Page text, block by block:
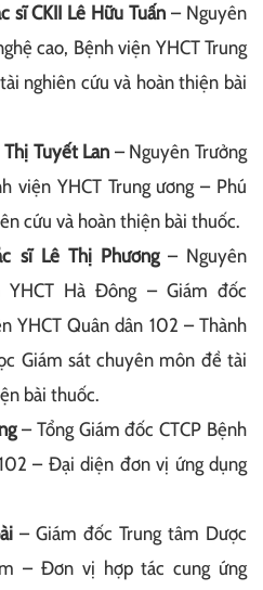
sĩ CKII Lê Hữu Tuấn – Nguyên
cao, Bệnh viện YHCT Trung
nghiên cứu và hoàn thiện bài
Tuyết Lan – Nguyên Trưởng
viện YHCT Trung ương – Phú
cứu và hoàn thiện bài thuốc.
sĩ Lê Thị Phương– Nguyên
Hà Đông – Giám đốc
YHCT Quân dân 102 – Thành
Giám sát chuyên môn đề tài
bài thuốc.
– Tổng Giám đốc CTCP Bệnh
– Đại diện đơn vị ứng dụng
– Giám đốc Trung tâm Dược
– Đơn vị hợp tác cung ứng